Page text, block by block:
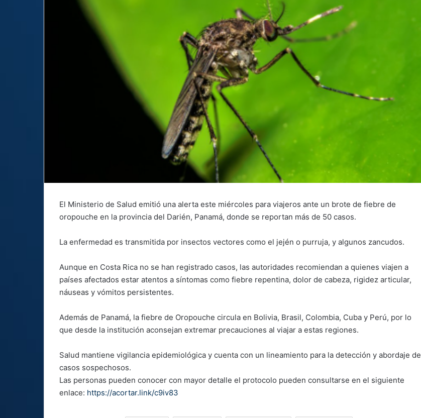
El Ministerio de Salud emitió una alerta este miércoles para viajeros ante un brote de fiebre de
oropouche en la provincia del Darién, Panamá, donde se reportan más de 50 casos.
La enfermedad es transmitida por insectos vectores como el jején o purruja, y algunos zancudos.
Aunque en Costa Rica no se han registrado casos, las autoridades recomiendan a quienes viajen a
países afectados estar atentos a síntomas como fiebre repentina, dolor de cabeza, rigidez articular,
náuseas y vómitos persistentes.
Además de Panamá, la fiebre de Oropouche circula en Bolivia, Brasil, Colombia, Cuba y Perú, por lo
que desde la institución aconsejan extremar precauciones al viajar a estas regiones.
Salud mantiene vigilancia epidemiológica y cuenta con un lineamiento para la detección y abordaje de
casos sospechosos.
Las personas pueden conocer con mayor detalle el protocolo pueden consultarse en el siguiente
enlace: https://acortar.link/c9iv83